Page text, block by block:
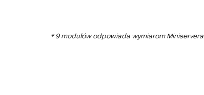
* 9 modułów odpowiada wymiarom Miniservera